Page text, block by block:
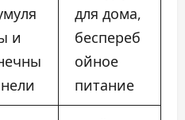
и
для дома,
беспереб
ойное
питание